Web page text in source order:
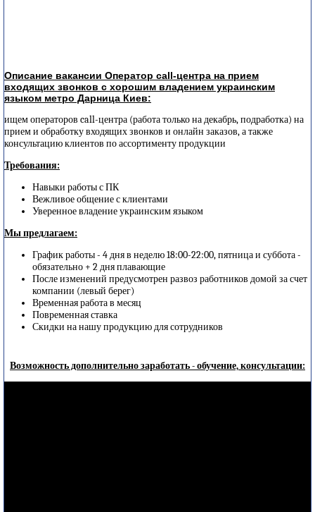
Описание вакансии Оператор call-центра на прием
входящих звонков с хорошим владением украинским
языком метро Дарница Киев:
ищем операторов call-центра (работа только на декабрь, подработка) на
прием и обработку входящих звонков и онлайн заказов, а также
консультацию клиентов по ассортименту продукции
Требования:
Навыки работы с ПК
Вежливое общение с клиентами
Уверенное владение украинским языком
Мы предлагаем:
График работы - 4 дня в неделю 18:00-22:00, пятница и суббота -
обязательно + 2 дня плавающие
После изменений предусмотрен развоз работников домой за счет
компании (левый берег)
Временная работа в месяц
Повременная ставка
Скидки на нашу продукцию для сотрудников
Возможность дополнительно заработать - обучение, консультации: